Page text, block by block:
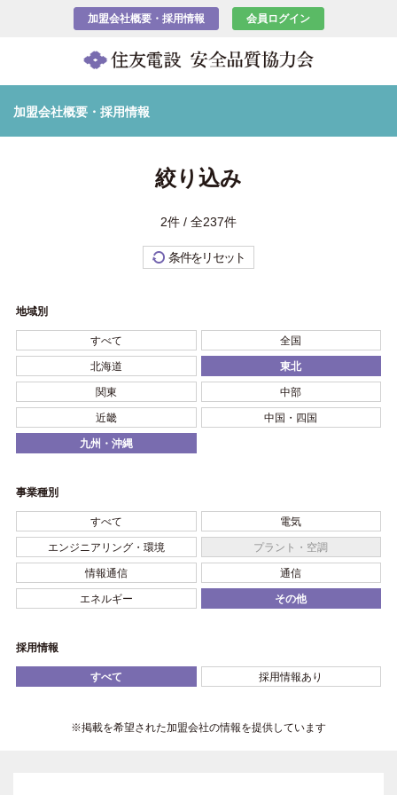
加盟会社概要・採用情報 会員ログイン
加盟会社概要・採用情報
絞り込み
2件 / 全237件
条件をリセット
地域別
すべて 全国
北海道 東北
関東 中部
近畿 中国・四国
九州・沖縄
事業種別
すべて 電気
エンジニアリング・環境 プラント・空調
情報通信 通信
エネルギー その他
採用情報
すべて 採用情報あり
※掲載を希望された加盟会社の情報を提供しています